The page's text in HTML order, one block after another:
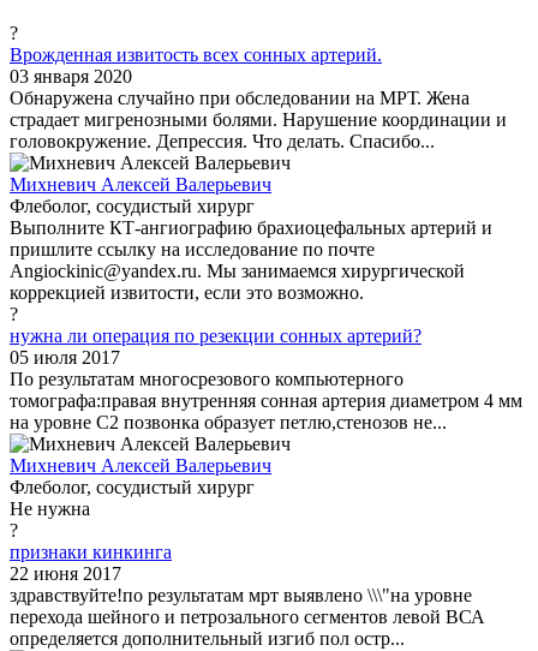
?
Врожденная извитость всех сонных артерий.
03 января 2020
Обнаружена случайно при обследовании на МРТ. Жена
страдает мигренозными болями. Нарушение координации и
головокружение. Депрессия. Что делать. Спасибо...
Михневич Алексей Валерьевич
Флеболог, сосудистый хирург
Выполните КТ-ангиографию брахиоцефальных артерий и
пришлите ссылку на исследование по почте
Angiockinic@yandex.ru. Мы занимаемся хирургической
коррекцией извитости, если это возможно.
?
нужна ли операция по резекции сонных артерий?
05 июля 2017
По результатам многосрезового компьютерного
томографа:правая внутренняя сонная артерия диаметром 4 мм
на уровне С2 позвонка образует петлю,стенозов не...
Михневич Алексей Валерьевич
Флеболог, сосудистый хирург
Не нужна
?
признаки кинкинга
22 июня 2017
здравствуйте!по результатам мрт выявлено \\\"на уровне
перехода шейного и петрозального сегментов левой ВСА
определяется дополнительный изгиб пол остр...